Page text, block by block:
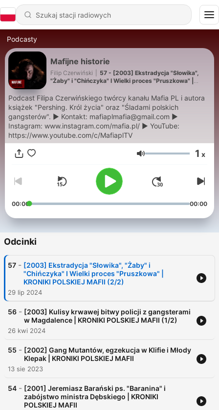
Podcasty
Mafijne historie
Filip Czerwiński
57 - [2003] Ekstradycja "Słowika",
"Żaby" i "Chińczyka" I Wielki proces "Pruszkowa" |
Podcast Filipa Czerwińskiego twórcy kanału Mafia PL i autora
książek "Pershing. Król życia" oraz "Śladami polskich
gangsterów". ▶ Kontakt: mafiaplmafia@gmail.com ▶
Instagram: www.instagram.com/mafia.pl/ ▶ YouTube:
https://www.youtube.com/c/MafiaplTV
Głośność 1 x
00:00 00:00
Odcinki
57 - [2003] Ekstradycja "Słowika", "Żaby" i
"Chińczyka" I Wielki proces "Pruszkowa" |
KRONIKI POLSKIEJ MAFII (2/2)
29 lip 2024
56 - [2003] Kulisy krwawej bitwy policji z gangsterami
w Magdalence | KRONIKI POLSKIEJ MAFII (1/2)
26 kwi 2024
55 - [2002] Gang Mutantów, egzekucja w Klifie i Młody
Klepak | KRONIKI POLSKIEJ MAFII
13 sie 2023
54 - [2001] Jeremiasz Barański ps. "Baranina" i
zabójstwo ministra Dębskiego | KRONIKI
POLSKIEJ MAFII